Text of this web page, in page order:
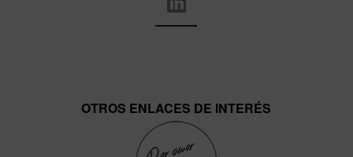
———-
OTROS ENLACES DE INTERÉS